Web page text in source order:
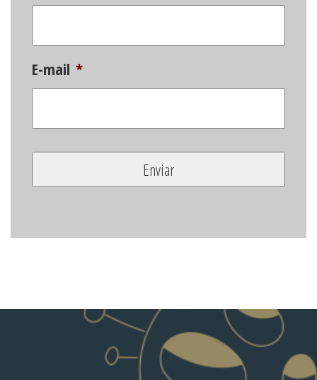
E-mail *